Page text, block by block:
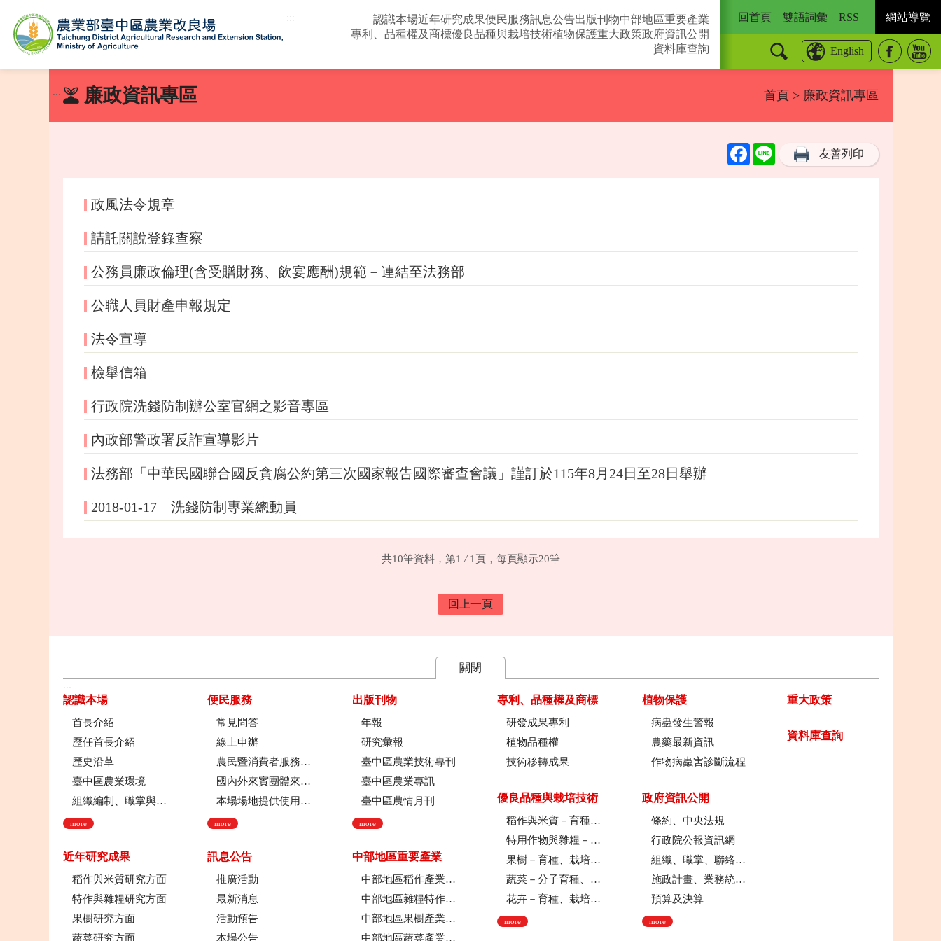
認識本場近年研究成果便民服務訊息公告出版刊物中部地區重要產業
專利、品種權及商標優良品種與栽培技術植物保護重大政策政府資訊公開
資料庫查詢
回首頁 雙語詞彙 RSS 網站導覽
English
::: 廉政資訊專區 首頁 > 廉政資訊專區
Facebook
Line 友善列印
政風法令規章
請託關說登錄查察
公務員廉政倫理(含受贈財務、飲宴應酬)規範－連結至法務部
公職人員財產申報規定
法令宣導
檢舉信箱
行政院洗錢防制辦公室官網之影音專區
內政部警政署反詐宣導影片
法務部「中華民國聯合國反貪腐公約第三次國家報告國際審查會議」謹訂於115年8月24日至28日舉辦
2018-01-17 洗錢防制專業總動員
共10筆資料，第1 / 1頁，每頁顯示20筆
回上一頁
關閉
認識本場
首長介紹
歷任首長介紹
歷史沿革
臺中區農業環境
組織編制、職掌與架構
more
近年研究成果
稻作與米質研究方面
特作與雜糧研究方面
果樹研究方面
蔬菜研究方面
便民服務
常見問答
線上申辦
農民暨消費者服務中心
國內外來賓團體來場參訪申請流程
本場場地提供使用管理規定
more
訊息公告
推廣活動
最新消息
活動預告
本場公告
出版刊物
年報
研究彙報
臺中區農業技術專刊
臺中區農業專訊
臺中區農情月刊
more
中部地區重要產業
中部地區稻作產業現況
中部地區雜糧特作產業現況
中部地區果樹產業現況
中部地區蔬菜產業現況
專利、品種權及商標
研發成果專利
植物品種權
技術移轉成果
優良品種與栽培技術
稻作與米質－育種、栽培技術、綜合、稻米品質
特用作物與雜糧－育種、栽培技術
果樹－育種、栽培技術
蔬菜－分子育種、育種、栽培技術
花卉－育種、栽培技術、採後技術、組織培養、園藝療育、產業推廣
more
植物保護
病蟲發生警報
農藥最新資訊
作物病蟲害診斷流程
政府資訊公開
條約、中央法規
行政院公報資訊網
組織、職掌、聯絡方式
施政計畫、業務統計及研究報告
預算及決算
more
重大政策
資料庫查詢